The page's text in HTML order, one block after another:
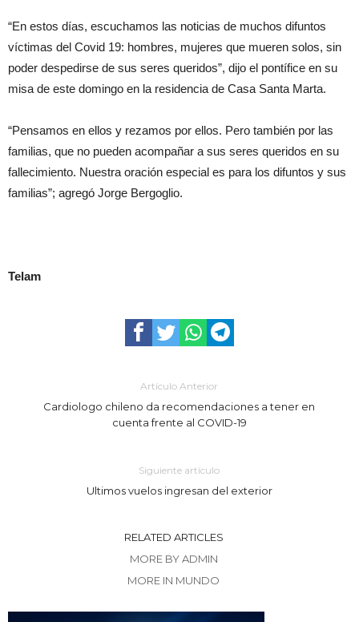
“En estos días, escuchamos las noticias de muchos difuntos
víctimas del Covid 19: hombres, mujeres que mueren solos, sin
poder despedirse de sus seres queridos”, dijo el pontífice en su
misa de este domingo en la residencia de Casa Santa Marta.
“Pensamos en ellos y rezamos por ellos. Pero también por las
familias, que no pueden acompañar a sus seres queridos en su
fallecimiento. Nuestra oración especial es para los difuntos y sus
familias”; agregó Jorge Bergoglio.
Telam
Artículo Anterior
Cardiologo chileno da recomendaciones a tener en
cuenta frente al COVID-19
Siguiente artículo
Ultimos vuelos ingresan del exterior
RELATED ARTICLES
MORE BY ADMIN
MORE IN MUNDO